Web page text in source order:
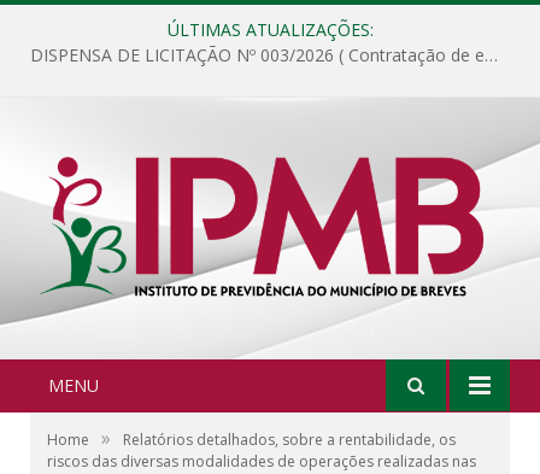
ÚLTIMAS ATUALIZAÇÕES:
DISPENSA DE LICITAÇÃO Nº 003/2026 ( Contratação de empresa para fornecimento de gêneros alimentícios não perecíveis, materiais de expediente, descartáveis, copa e cozinha, para análise e posterior publicação.)
MENU
Home »
Relatórios detalhados, sobre a rentabilidade, os
riscos das diversas modalidades de operações realizadas nas